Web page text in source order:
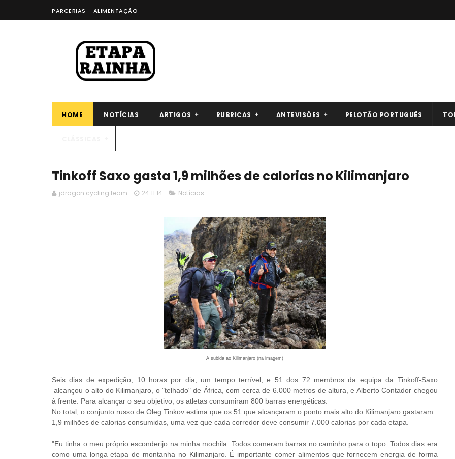
PARCERIAS ALIMENTAÇÃO
HOME NOTÍCIAS ARTIGOS RUBRICAS ANTEVISÕES PELOTÃO PORTUGUÊS
Tinkoff Saxo gasta 1,9 milhões de calorias no Kilimanjaro
jdragon cycling team 24.11.14 Notícias
A subida ao Kilimanjaro (na imagem)
Seis dias de expedição, 10 horas por dia, um tempo terrível, e 51 dos 72 membros da equipa da Tinkoff-Saxo
alcançou o alto do Kilimanjaro, o "telhado" de África, com cerca de 6.000 metros de altura, e Alberto Contador chegou
à frente. Para alcançar o seu objetivo, os atletas consumiram 800 barras energéticas.
No total, o conjunto russo de Oleg Tinkov estima que os 51 que alcançaram o ponto mais alto do Kilimanjaro gastaram
1,9 milhões de calorias consumidas, uma vez que cada corredor deve consumir 7.000 calorias por cada etapa.
"Eu tinha o meu próprio esconderijo na minha mochila. Todos comeram barras no caminho para o topo. Todos dias era
como uma longa etapa de montanha no Kilimanjaro. É importante comer alimentos que fornecem energia de forma